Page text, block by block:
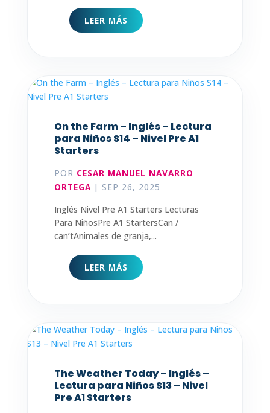
LEER MÁS
On the Farm – Inglés – Lectura
para Niños S14 – Nivel Pre A1
Starters
POR CESAR MANUEL NAVARRO
ORTEGA | SEP 26, 2025
Inglés Nivel Pre A1 Starters Lecturas
Para NiñosPre A1 StartersCan /
can’tAnimales de granja,...
LEER MÁS
The Weather Today – Inglés –
Lectura para Niños S13 – Nivel
Pre A1 Starters